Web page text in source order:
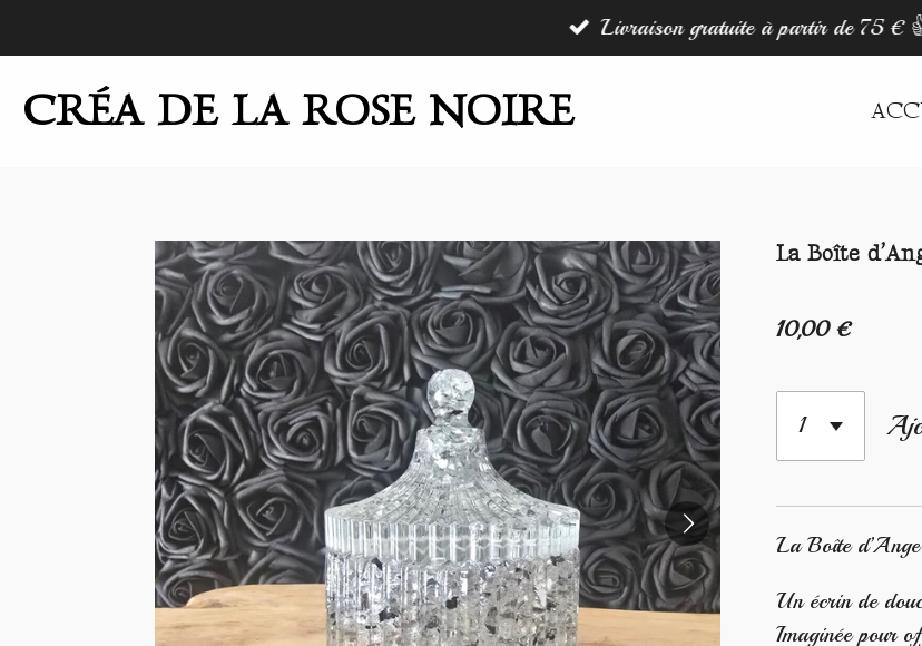
au
contenu
principal
Livraison gratuite à partir de 75 €
CRÉA DE LA ROSE NOIRE
La Boîte
10,00 €
La Boîte d’Ange
Un écrin de
Imaginée pour